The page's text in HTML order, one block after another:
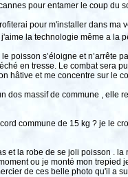
pour entamer le coup du
pour m'installer dans ma
la technologie même a la
poisson s’éloigne et n’arrête
en tresse. Le combat sera
hâtive et me concentre sur le
dos massif de commune , elle
commune de 15 kg ? je le
et la robe de se joli poisson . la
ou je monté mon trepied
de ces belle photo qu'il a